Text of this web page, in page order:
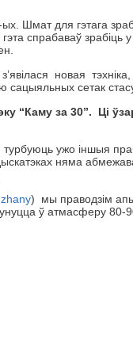
ых. Шмат для гэтага
спрабаваў зрабіць
новая
сетак
“Каму за 30”. Ці
ужо іншыя
няма
) мы праводзім
ў атмасферу